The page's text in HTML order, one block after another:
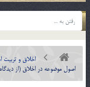
اخلاق و تربیت
اصول موضوعه در اخلاق (از